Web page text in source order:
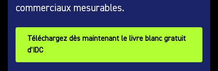
commerciaux mesurables.
Téléchargez dès maintenant le livre blanc gratuit
d'IDC